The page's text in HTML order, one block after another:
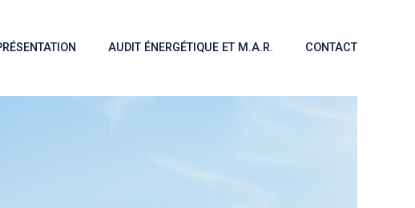
AUDIT ÉNERGÉTIQUE ET M.A.R. CONTACT